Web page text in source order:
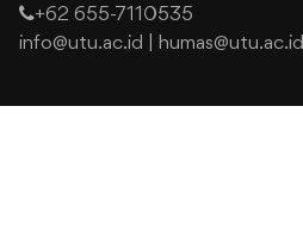
+62 655-7110535
info@utu.ac.id
humas@utu.ac.id